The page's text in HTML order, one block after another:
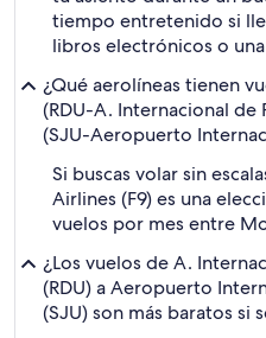
tiempo entretenido si
libros electrónicos o
¿Qué aerolíneas tienen
(RDU-A. Internacional de
(SJU-Aeropuerto
Si buscas volar sin
Airlines (F9) es una
vuelos por mes entre
¿Los vuelos de A.
(RDU) a Aeropuerto
(SJU) son más baratos si